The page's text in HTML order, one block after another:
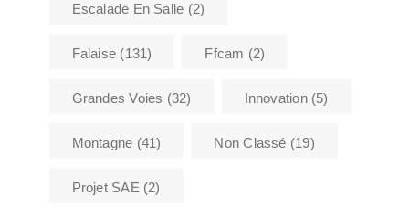
Escalade En Salle (2)
Falaise (131) Ffcam (2)
Grandes Voies (32) Innovation(5)
Montagne (41) Non Classé (19)
Projet SAE (2)